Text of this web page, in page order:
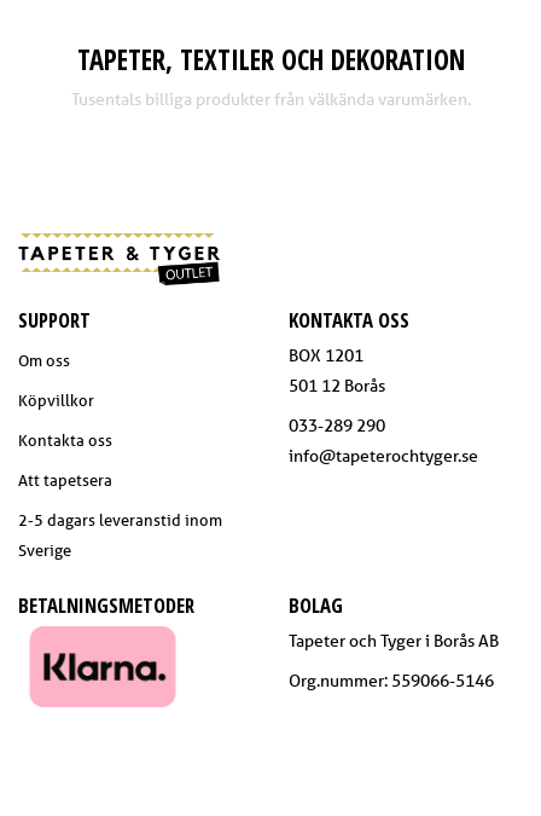
TAPETER, TEXTILER OCH DEKORATION
Tusentals billiga produkter från välkända varumärken.
SUPPORT
Om oss
Köpvillkor
Kontakta oss
Att tapetsera
2-5 dagars leveranstid inom
Sverige
KONTAKTA OSS
BOX 1201
501 12 Borås
033-289 290
info@tapeterochtyger.se
BETALNINGSMETODER BOLAG
Tapeter och Tyger i Borås AB
Org.nummer: 559066-5146